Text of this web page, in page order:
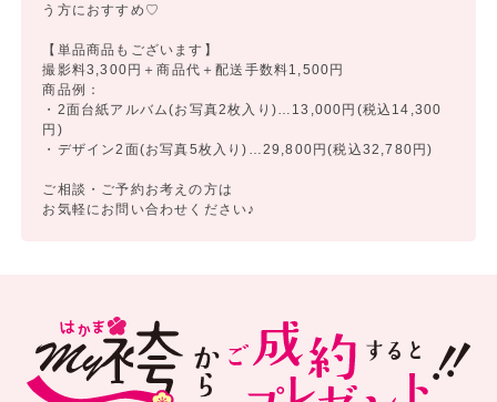
う方におすすめ♡
【単品商品もございます】
撮影料3,300円＋商品代＋配送手数料1,500円
商品例：
・2面台紙アルバム(お写真2枚入り)…13,000円(税込14,300
円)
・デザイン2面(お写真5枚入り)…29,800円(税込32,780円)
ご相談・ご予約お考えの方は
お気軽にお問い合わせください♪